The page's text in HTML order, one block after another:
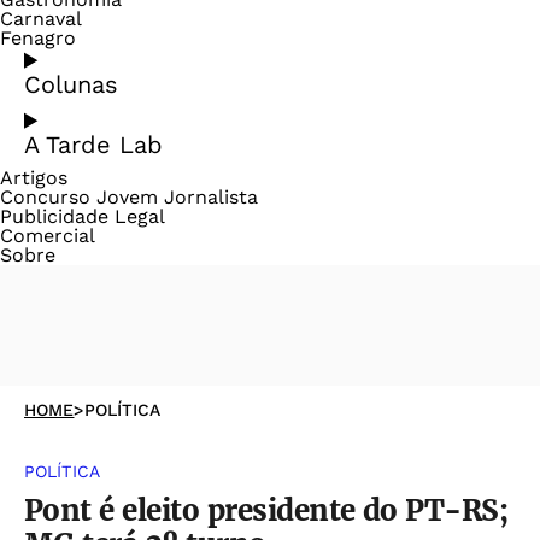
Carnaval
Fenagro
Colunas
A Tarde Lab
Artigos
Concurso Jovem Jornalista
Publicidade Legal
Comercial
Sobre
HOME>POLÍTICA
POLÍTICA
Pont é eleito presidente do PT-RS;